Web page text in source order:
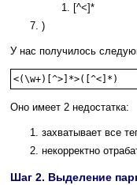
[^<]*
)
У нас получилось
<(\w+)[^>]*>([^<]*)
Оно имеет 2 недостатка:
захватывает все
некорректно
Шаг 2. Выделение